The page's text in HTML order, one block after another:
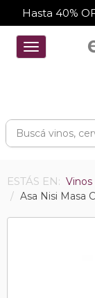
Hasta 40%
Toggle
navigation
ESTÁS EN: Vinos
Asa Nisi Masa